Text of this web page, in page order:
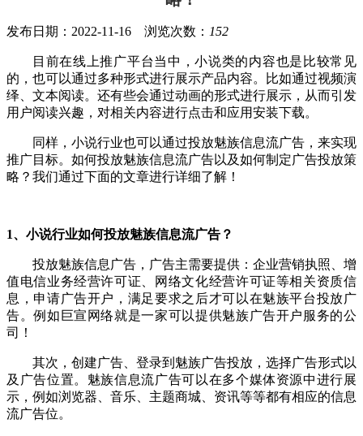
发布日期：2022-11-16 浏览次数： 152
目前在线上推广平台当中，小说类的内容也是比较常见
的，也可以通过多种形式进行展示产品内容。比如通过视频演
绎、文本阅读。还有些会通过动画的形式进行展示，从而引发
用户阅读兴趣，对相关内容进行点击和应用安装下载。
同样，小说行业也可以通过投放魅族信息流广告，来实现
推广目标。如何投放魅族信息流广告以及如何制定广告投放策
略？我们通过下面的文章进行详细了解！
1、小说行业如何投放魅族信息流广告 ？
投放魅族信息广告，广告主需要提供：企业营销执照、增
值电信业务经营许可证、网络文化经营许可证等相关资质信
息，申请广告开户，满足要求之后才可以在魅族平台投放广
告。例如巨宣网络就是一家可以提供魅族广告开户服务的公
司！
其次，创建广告、登录到魅族广告投放，选择广告形式以
及广告位置。魅族信息流广告可以在多个媒体资源中进行展
示，例如浏览器、音乐、主题商城、资讯等等都有相应的信息
流广告位。